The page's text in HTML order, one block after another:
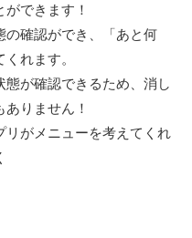
できます！
の確認ができ、「あと何
れます。
態が確認できるため、消し
りません！
リがメニューを考えてくれ